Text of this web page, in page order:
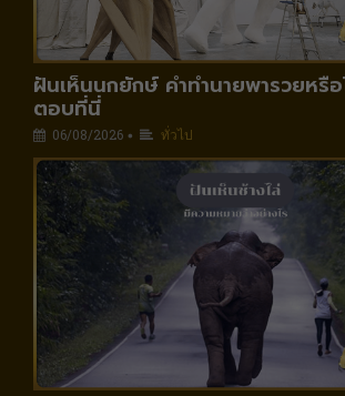
ฝันเห็นนกยักษ์ คำทำนายพารวยหรือ
ตอบที่นี่
06/08/2026 • ทั่วไป